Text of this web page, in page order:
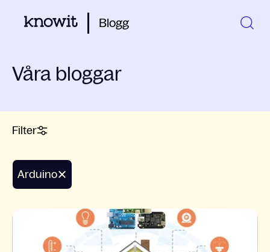
Blogg
Våra bloggar
Filter
arduino